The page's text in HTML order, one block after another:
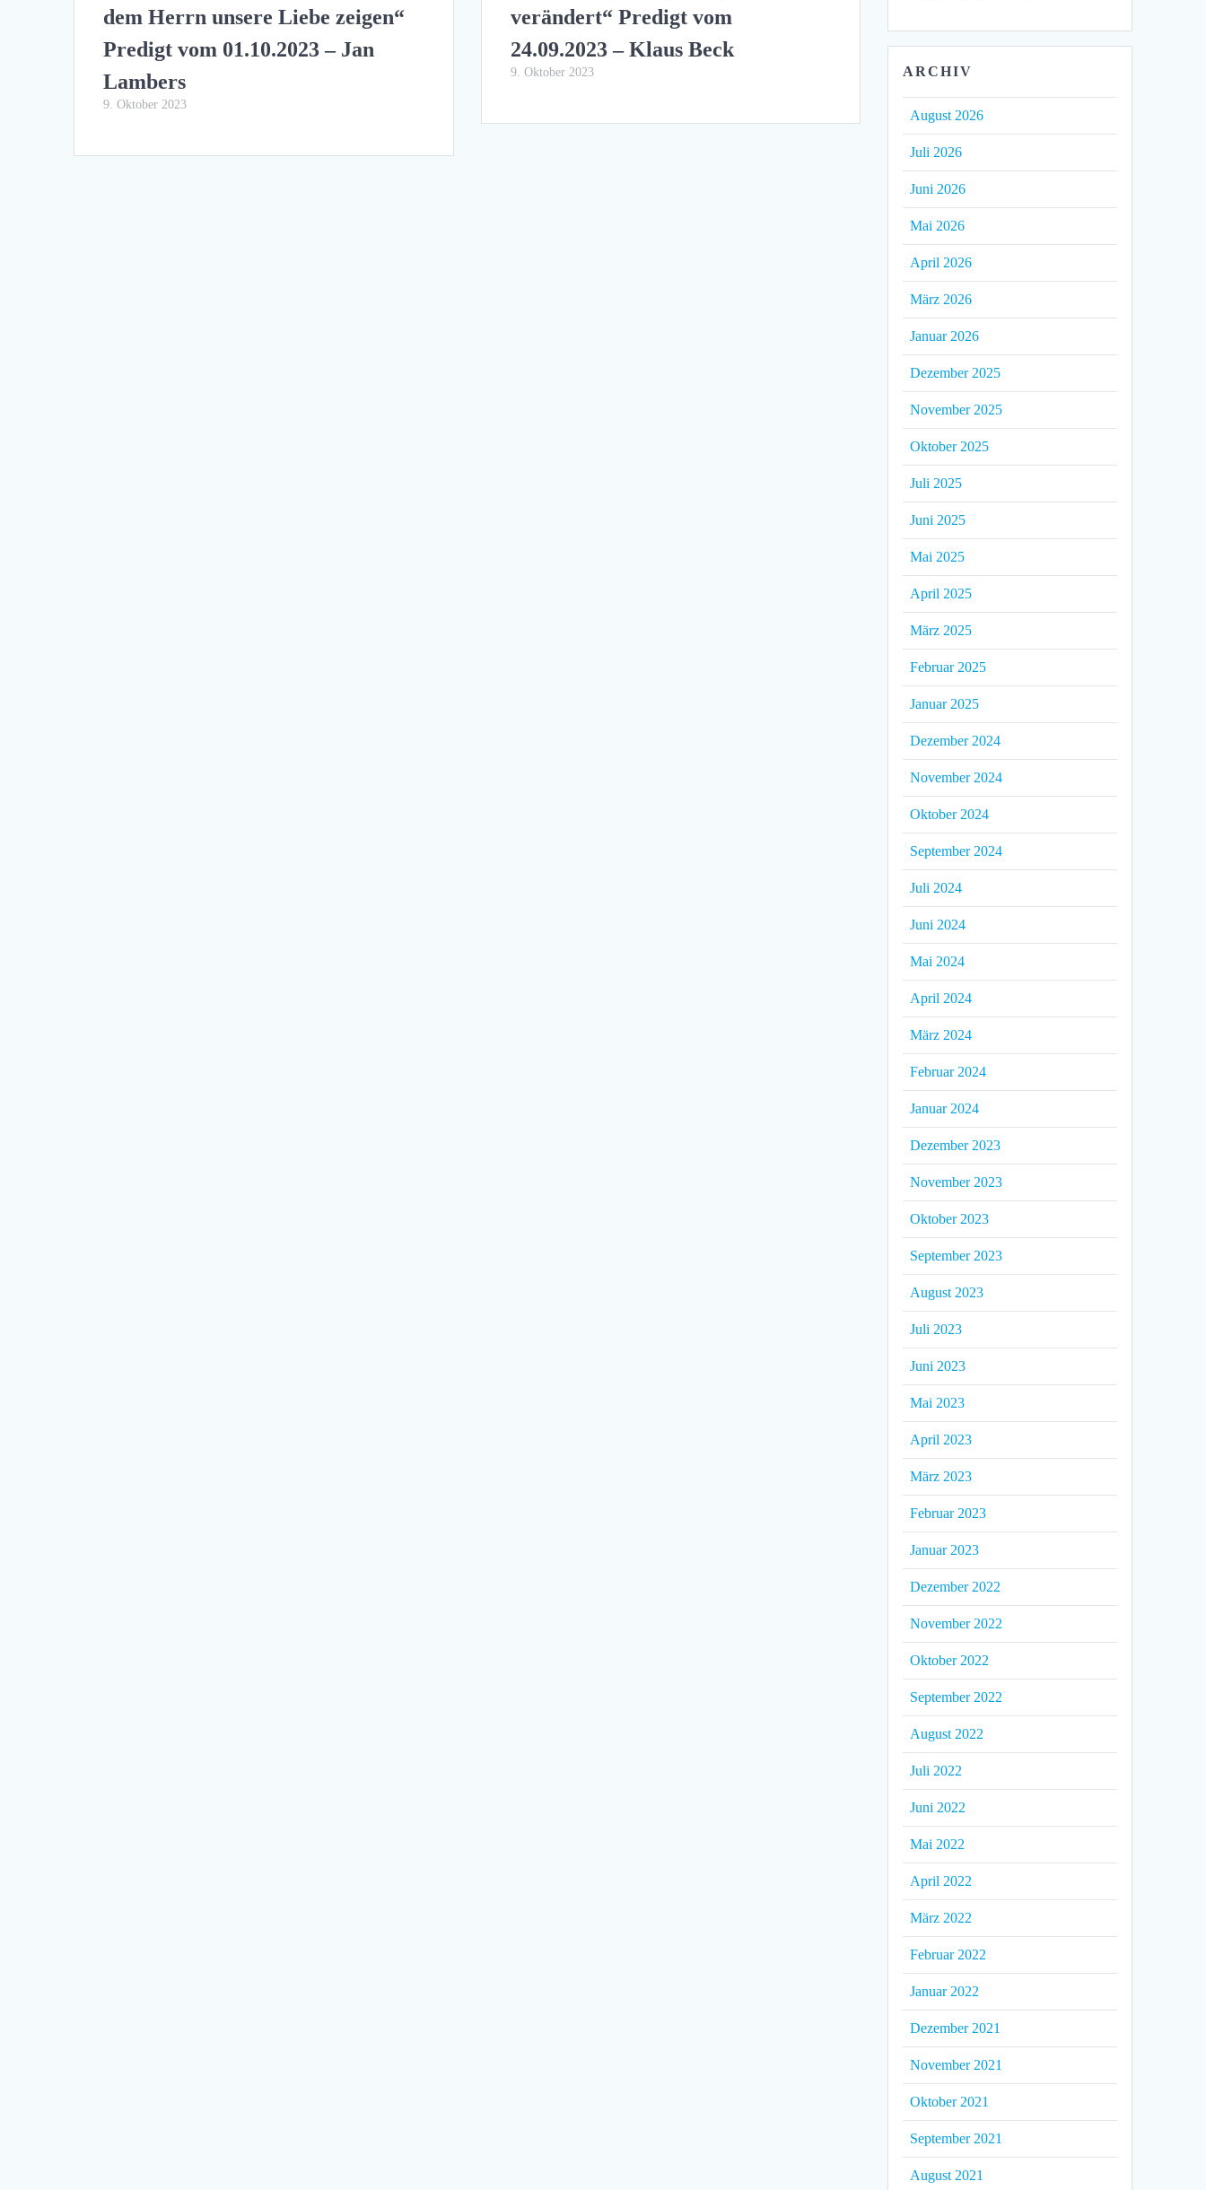
dem Herrn unsere Liebe zeigen“
Predigt vom 01.10.2023 – Jan
Lambers
9. Oktober 2023
verändert“ Predigt vom
24.09.2023 – Klaus Beck
9. Oktober 2023 ARCHIV
August 2026
Juli 2026
Juni 2026
Mai 2026
April 2026
März 2026
Januar 2026
Dezember 2025
November 2025
Oktober 2025
Juli 2025
Juni 2025
Mai 2025
April 2025
März 2025
Februar 2025
Januar 2025
Dezember 2024
November 2024
Oktober 2024
September 2024
Juli 2024
Juni 2024
Mai 2024
April 2024
März 2024
Februar 2024
Januar 2024
Dezember 2023
November 2023
Oktober 2023
September 2023
August 2023
Juli 2023
Juni 2023
Mai 2023
April 2023
März 2023
Februar 2023
Januar 2023
Dezember 2022
November 2022
Oktober 2022
September 2022
August 2022
Juli 2022
Juni 2022
Mai 2022
April 2022
März 2022
Februar 2022
Januar 2022
Dezember 2021
November 2021
Oktober 2021
September 2021
August 2021